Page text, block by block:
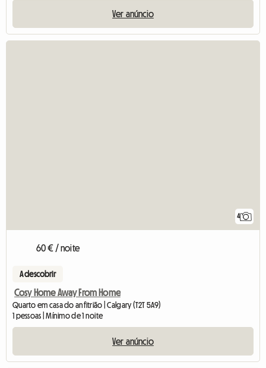
Ver anúncio
4
60 € / noite
A descobrir
Cosy Home Away From Home
Quarto em casa do anfitrião | Calgary (T2T 5A9)
1 pessoas | Mínimo de 1 noite
Ver anúncio